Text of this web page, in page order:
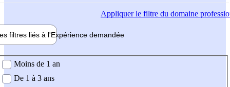
Appliquerle filtre du domaine
filtres liés à l'Expérience demandée
demandée
Moins de 1 an
De 1 à 3 ans